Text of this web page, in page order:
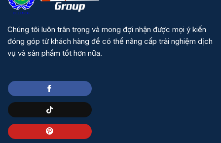
Chúng tôi luôn trân trọng và mong đợi nhận được mọi ý kiến
đóng góp từ khách hàng để có thể nâng cấp trải nghiệm dịch
vụ và sản phẩm tốt hơn nữa.